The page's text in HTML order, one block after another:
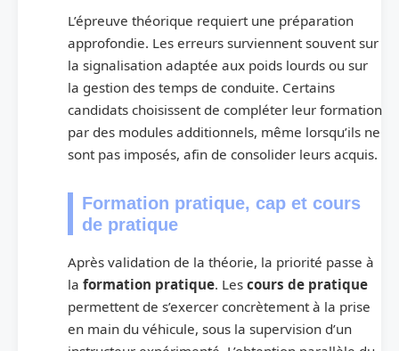
L’épreuve théorique requiert une préparation
approfondie. Les erreurs surviennent souvent sur
la signalisation adaptée aux poids lourds ou sur
la gestion des temps de conduite. Certains
candidats choisissent de compléter leur formation
par des modules additionnels, même lorsqu’ils ne
sont pas imposés, afin de consolider leurs acquis.
Formation pratique, cap et cours
de pratique
Après validation de la théorie, la priorité passe à
la formation pratique. Les cours de pratique
permettent de s’exercer concrètement à la prise
en main du véhicule, sous la supervision d’un